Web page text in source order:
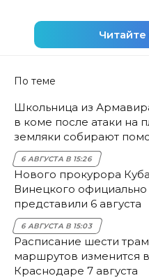
По теме
Школьница из
в коме после атаки на
земляки собирают
6 АВГУСТА В 15:26
Нового прокурора
Винецкого официально
представили 6 августа
6 АВГУСТА В 15:03
Расписание шести
маршрутов изменится в
Краснодаре 7 августа